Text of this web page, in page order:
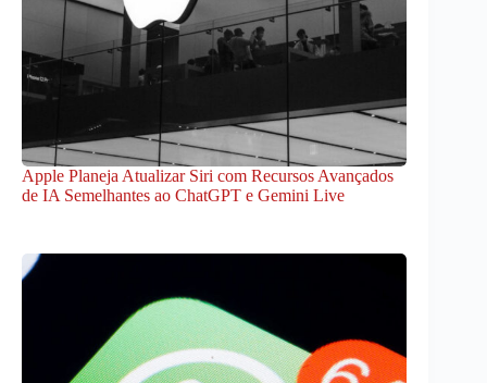
Apple Planeja Atualizar Siri com Recursos Avançados
de IA Semelhantes ao ChatGPT e Gemini Live